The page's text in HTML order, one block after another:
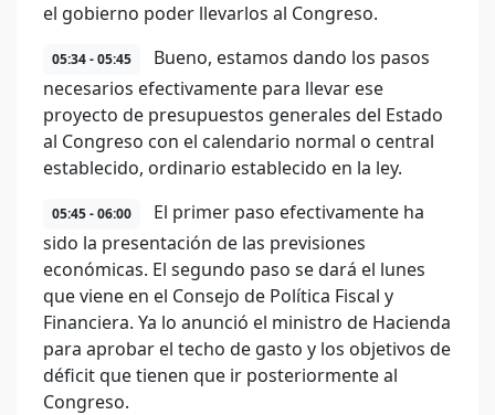
el gobierno poder llevarlos al Congreso.
05:34 - 05:45
Bueno, estamos dando los pasos
necesarios efectivamente para llevar ese
proyecto de presupuestos generales del Estado
al Congreso con el calendario normal o central
establecido, ordinario establecido en la ley.
05:45 - 06:00
El primer paso efectivamente ha
sido la presentación de las previsiones
económicas. El segundo paso se dará el lunes
que viene en el Consejo de Política Fiscal y
Financiera. Ya lo anunció el ministro de Hacienda
para aprobar el techo de gasto y los objetivos de
déficit que tienen que ir posteriormente al
Congreso.